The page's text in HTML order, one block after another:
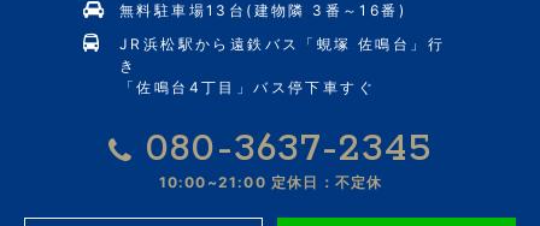
無料駐車場13台(建物隣 3番～16番)
JR浜松駅から遠鉄バス「蜆塚 佐鳴台」行
き
「佐鳴台4丁目」バス停下車すぐ
080-3637-2345
10:00~21:00 定休日：不定休